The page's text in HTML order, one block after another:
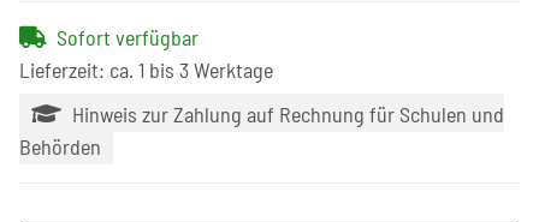
Sofort verfügbar
Lieferzeit: ca. 1 bis 3 Werktage
Hinweis zur Zahlung auf Rechnung für Schulen und
Behörden